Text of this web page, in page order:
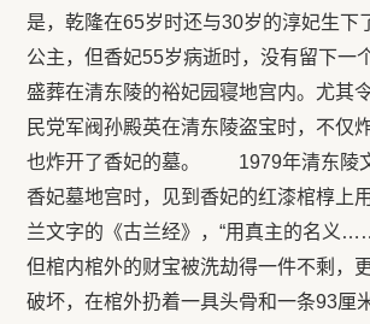
是，乾隆在65岁时还与30岁的淳妃生下
公主，但香妃55岁病逝时，没有留下一
盛葬在清东陵的裕妃园寝地宫内。尤其
民党军阀孙殿英在清东陵盗宝时，不仅
也炸开了香妃的墓。 1979年清东陵
香妃墓地宫时，见到香妃的红漆棺椁上
兰文字的《古兰经》，“用真主的名义
但棺内棺外的财宝被洗劫得一件不剩，
破坏，在棺外扔着一具头骨和一条93厘